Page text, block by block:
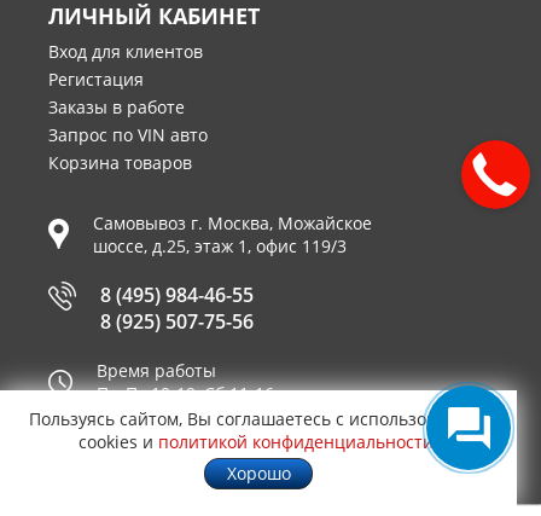
ЛИЧНЫЙ КАБИНЕТ
Вход для клиентов
Регистация
Заказы в работе
Запрос по VIN авто
Корзина товаров
Самовывоз г. Москва, Можайское
шоссе, д.25, этаж 1, офис 119/3
8 (495) 984-46-55
8 (925) 507-75-56
Время работы
Пн-Пт 10-19, Сб 11-16
Принимаем к оплате
Пользуясь сайтом, Вы соглашаетесь с использованием
cookies и политикой конфиденциальности
Хорошо